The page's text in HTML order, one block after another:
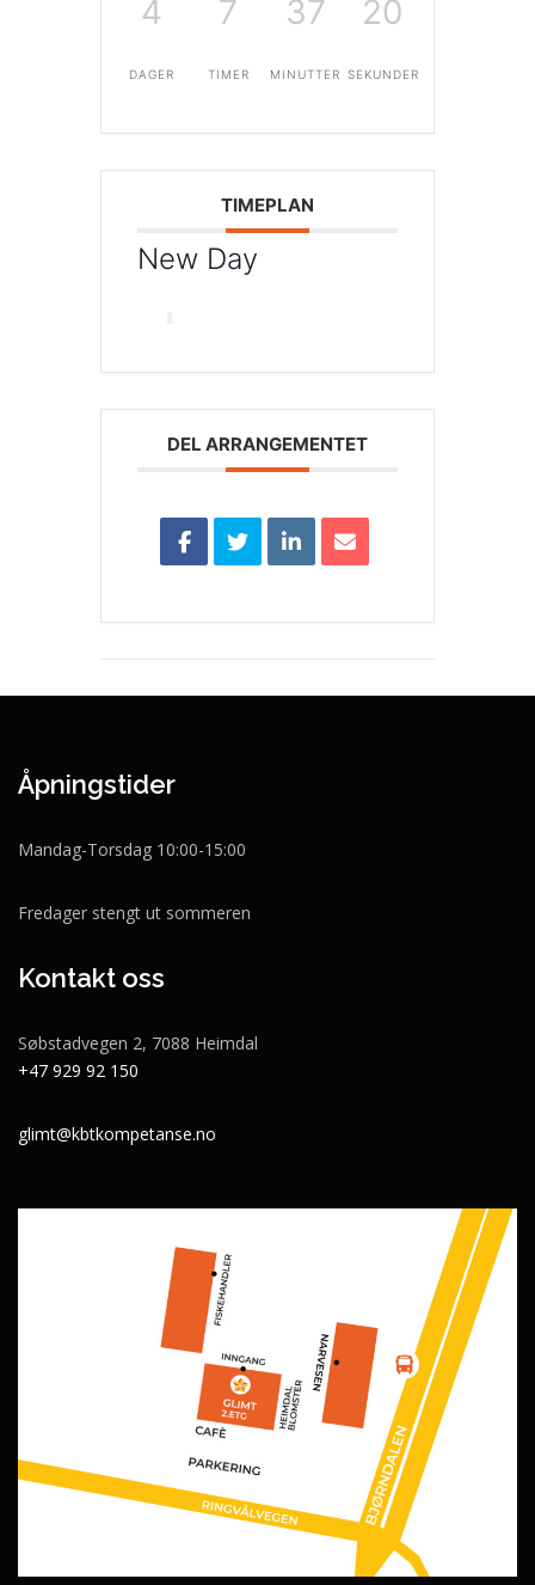
4
DAGER
7
TIMER
37
MINUTTER
20
SEKUNDER
TIMEPLAN
New Day
DEL ARRANGEMENTET
Åpningstider
Mandag-Torsdag 10:00-15:00
Fredager stengt ut sommeren
Kontakt oss
Søbstadvegen 2, 7088 Heimdal
+47 929 92 150
glimt@kbtkompetanse.no